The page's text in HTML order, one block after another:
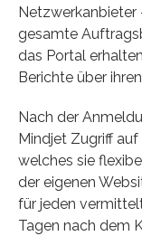
Netzwerkanbieter
gesamte
das Portal
Berichte über
Nach der
Mindjet Zugriff
welches sie
der eigenen
für jeden
Tagen nach dem